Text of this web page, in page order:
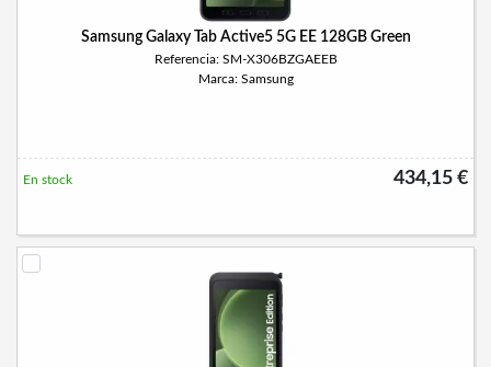
Samsung Galaxy Tab Active5 5G EE 128GB Green
Referencia: SM-X306BZGAEEB
Marca: Samsung
434,15 €
En stock